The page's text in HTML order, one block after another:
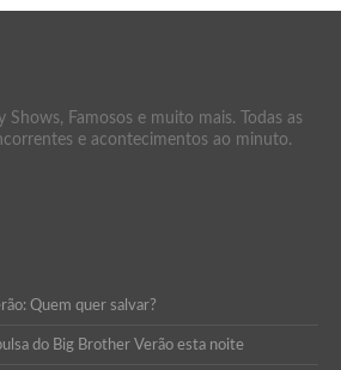
Shows, Famosos e muito mais. Todas as
e acontecimentos ao minuto.
Quem quer salvar?
do Big Brother Verão esta noite